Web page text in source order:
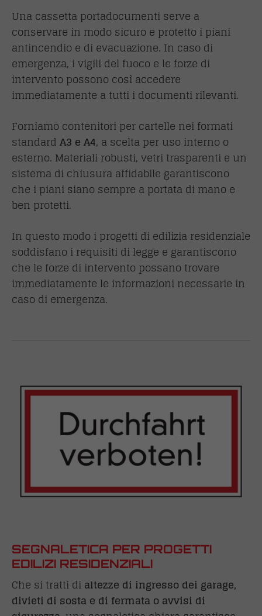
Una cassetta portadocumenti serve a
conservare in modo sicuro e protetto i piani
antincendio e di evacuazione. In caso di
emergenza, i vigili del fuoco e le forze di
intervento possono così accedere
immediatamente a tutti i documenti rilevanti.
Forniamo contenitori per cartelle nei formati
standardA3 e A4, a scelta per uso interno o
esterno. Materiali robusti, vetri trasparenti e un
sistema di chiusura affidabile garantiscono
che i piani siano sempre a portata di mano e
ben protetti.
In questo modo i progetti di edilizia residenziale
soddisfano i requisiti di legge e garantiscono
che le forze di intervento possano trovare
immediatamente le informazioni necessarie in
caso di emergenza.
SEGNALETICA PER PROGETTI
EDILIZI RESIDENZIALI
Che si tratti dialtezze di ingresso dei garage,
divieti di sosta e di fermata o avvisi di